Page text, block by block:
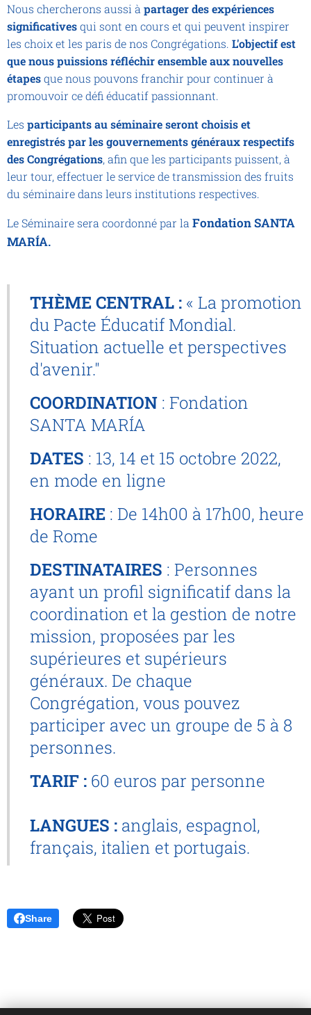
Nous chercherons aussi à partager des expériences
significativesqui sont en cours et qui peuvent inspirer
les choix et les paris de nos Congrégations. L'objectif est
que nous puissions réfléchir ensemble aux nouvelles
étapesque nous pouvons franchir pour continuer à
promouvoir ce défi éducatif passionnant.
Les participants au séminaire seront choisis et
enregistrés par les gouvernements généraux respectifs
des Congrégations, afin que les participants puissent, à
leur tour, effectuer le service de transmission des fruits
du séminaire dans leurs institutions respectives.
Le Séminaire sera coordonné par la Fondation SANTA
MARÍA.
THÈME CENTRAL : « La promotion
du Pacte Éducatif Mondial.
Situation actuelle et perspectives
d'avenir."
COORDINATION : Fondation
SANTA MARÍA
DATES : 13, 14 et 15 octobre 2022,
en mode en ligne
HORAIRE : De 14h00 à 17h00, heure
de Rome
DESTINATAIRES : Personnes
ayant un profil significatif dans la
coordination et la gestion de notre
mission, proposées par les
supérieures et supérieurs
généraux. De chaque
Congrégation, vous pouvez
participer avec un groupe de 5 à 8
personnes.
TARIF : 60 euros par personne
LANGUES : anglais, espagnol,
français, italien et portugais.
Share